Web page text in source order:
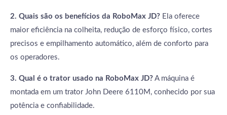
2. Quais são os benefícios da RoboMax JD? Ela oferece
maior eficiência na colheita, redução de esforço físico, cortes
precisos e empilhamento automático, além de conforto para
os operadores.
3. Qual é o trator usado na RoboMax JD? A máquina é
montada em um trator John Deere 6110M, conhecido por sua
potência e confiabilidade.